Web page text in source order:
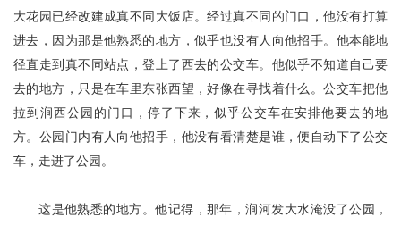
大花园已经改建成真不同大饭店。经过真不同的门口，他没有打算
进去，因为那是他熟悉的地方，似乎也没有人向他招手。他本能地
径直走到真不同站点，登上了西去的公交车。他似乎不知道自己要
去的地方，只是在车里东张西望，好像在寻找着什么。公交车把他
拉到涧西公园的门口，停了下来，似乎公交车在安排他要去的地
方。公园门内有人向他招手，他没有看清楚是谁，便自动下了公交
车，走进了公园。
这是他熟悉的地方。他记得，那年，涧河发大水淹没了公园，